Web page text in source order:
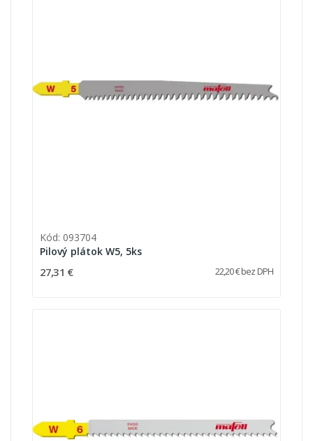
Kód: 093704
Pilový plátok W5, 5ks
27,31 € 22,20 € bez DPH